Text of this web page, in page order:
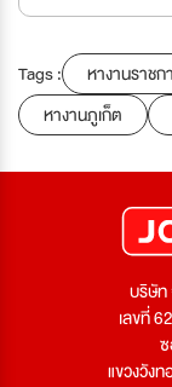
Tags : หางานราชก
หางานภูเก็ต
บริษัท
เลขที่
แขวงวัง